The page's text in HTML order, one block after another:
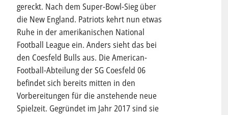
gereckt. Nach dem Super-Bowl-Sieg über
die New England. Patriots kehrt nun etwas
Ruhe in der amerikanischen National
Football League ein. Anders sieht das bei
den Coesfeld Bulls aus. Die American-
Football-Abteilung der SG Coesfeld 06
befindet sich bereits mitten in den
Vorbereitungen für die anstehende neue
Spielzeit. Gegründet im Jahr 2017 sind sie